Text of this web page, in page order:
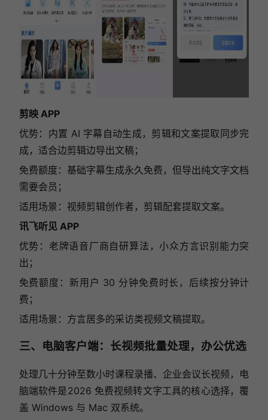
剪映 APP
优势：内置 AI 字幕自动生成，剪辑和文案提取同步完
成，适合边剪辑边导出文稿；
免费额度：基础字幕生成永久免费，但导出纯文字文档
需要会员；
适用场景：视频剪辑创作者，剪辑配套提取文案。
讯飞听见 APP
优势：老牌语音厂商自研算法，小众方言识别能力突
出；
免费额度：新用户 30 分钟免费时长，后续按分钟计
费；
适用场景：方言居多的采访类视频文稿提取。
三、电脑客户端：长视频批量处理，办公优选
处理几十分钟至数小时课程录播、企业会议长视频，电
脑端软件是2026 免费视频转文字工具的核心选择，覆
盖 Windows 与 Mac 双系统。